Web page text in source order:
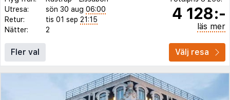
Utresa:
sön 30 aug 06:00
Retur:
tis 01 sep 21:15
Nätter:
2
4 128:-
läs mer
Fler val Välj resa